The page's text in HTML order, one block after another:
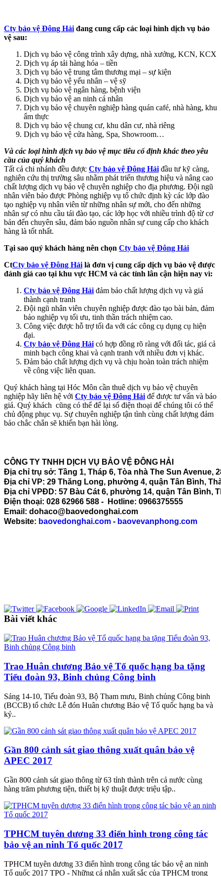
Cty bảo vệ Đông Hảiđang cung cấp các loại hình dịch vụ bảo
vệ sau:
Dịch vụ bảo vệ công trình xây dựng, nhà xưởng, KCN, KCX
Dịch vụ áp tải hàng hóa – tiền
Dịch vụ bảo vệ trung tâm thương mại – sự kiện
Dịch vụ bảo vệ yếu nhân – vệ sỹ
Dịch vụ bảo vệ ngân hàng, bệnh viện
Dịch vụ bảo vệ an ninh cá nhân
Dịch vụ bảo vệ chuyên nghiệp hàng quán café, nhà hàng, khu
ẩm thực
Dịch vụ bảo vệ chung cư, khu dân cư, nhà riêng
Dịch vụ bảo vệ cửa hàng, Spa, Showroom…
Và các loại hình dịch vụ bảo vệ mục tiêu cố định khác theo yêu
cầu của quý khách
Tất cả chi nhánh đều được Cty bảo vệ Đông Hải đầu tư kỹ càng,
nghiên cứu thị trường sâu nhằm phát triển thương hiệu và nâng cao
chất lượng dịch vụ bảo vệ chuyên nghiệp cho địa phương. Đội ngũ
nhân viên bảo được Phòng nghiệp vụ tổ chức định kỳ các lớp đào
tạo nghiệp vụ nhân viên từ những nhân sự mới, cho đến những
nhân sự có nhu cầu tái đào tạo, các lớp học với nhiều trình độ từ cơ
bản đến chuyên sâu, đảm bảo nguồn nhân sự cung cấp cho khách
hàng là tốt nhất.
Tại sao quý khách hàng nên chọn Cty bảo vệ Đông Hải
CtCty bảo vệ Đông Hảilà đơn vị cung cấp dịch vụ bảo vệ được
đánh giá cao tại khu vực HCM và các tỉnh lân cận hiện nay vì:
Cty bảo vệ Đông Hải đảm bảo chất lượng dịch vụ và giá
thành cạnh tranh
Đội ngũ nhân viên chuyên nghiệp được đào tạo bài bản, đảm
bảo nghiệp vụ tối ưu, tinh thần trách nhiệm cao.
Công việc được hỗ trợ tối đa với các công cụ dụng cụ hiện
đại.
Cty bảo vệ Đông Hải có hợp đồng rõ ràng với đối tác, giá cả
minh bạch công khai và cạnh tranh với nhiều đơn vị khác.
Đảm bảo chất lượng dịch vụ và chịu hoàn toàn trách nhiệm
về công việc liên quan.
Quý khách hàng tại Hóc Môn cần thuê dịch vụ bảo vệ chuyên
nghiệp hãy liên hệ với Cty bảo vệ Đông Hải để được tư vấn và báo
giá. Quý khách cũng có thể để lại số điện thoại để chúng tôi có thể
chủ động phục vụ. Sự chuyên nghiệp tận tình cùng chất lượng đảm
bảo chắc chắn sẽ khiến bạn hài lòng.
CÔNG TY TNHH DỊCH VỤ BẢO VỆ ĐÔNG HẢI
Địa chỉ trụ sở: Tầng 1, Tháp 6, Tòa nhà The Sun Avenue,
Địa chỉ VP: 29 Thăng Long, phường 4, quận Tân Bình,
Địa chỉ VPĐD: 57 Bàu Cát 6, phường 14, quận Tân Bình,
Điện thoại: 028 62966 588 - Hotline: 0966375555
Email: dohaco@baovedonghai.com
Website: baovedonghai.com - baovevanphong.com
Bài viết khác
Trao Huân chương Bảo vệ Tổ quốc hạng ba tặng
Tiểu đoàn 93, Binh chủng Công binh
Sáng 14-10, Tiểu đoàn 93, Bộ Tham mưu, Binh chủng Công binh
(BCCB) tổ chức Lễ đón Huân chương Bảo vệ Tổ quốc hạng ba và
kỷ..
Gần 800 cảnh sát giao thông xuất quân bảo vệ
APEC 2017
Gần 800 cảnh sát giao thông từ 63 tỉnh thành trên cả nước cùng
hàng trăm phương tiện, thiết bị kỹ thuật được triệu tập..
TPHCM tuyên dương 33 điển hình trong công tác
bảo vệ an ninh Tổ quốc 2017
TPHCM tuyên dương 33 điển hình trong công tác bảo vệ an ninh
Tổ quốc 2017 TPO - Những cá nhân xuất sắc của TPHCM trong